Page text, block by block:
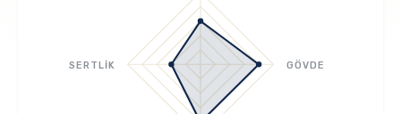
Hindiba Kahvesi
Tartı ve Ölçüler GÖVDE
SERTLİK